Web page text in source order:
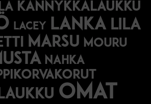
kännykkälaukku
lacey lanka lila
marsu mouru
nahka
omat